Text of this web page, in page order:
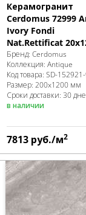
Керамогранит
Cerdomus 72999
Ivory Fondi
Nat.Rettificat
Бренд: Cerdomus
Коллекция: Antique
Код товара: SD-152921
Размер: 200x1200 мм
Сроки доставки: 30
в наличии
7813 руб./м2